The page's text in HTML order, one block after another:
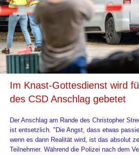
Im Knast-Gottesdienst wird
des CSD Anschlag gebetet
Der Anschlag am Rande des Christopher
ist entsetzlich. "Die Angst, dass etwas
wenn es dann Realität wird, ist das absolut
Teilnehmer. Während die Polizei nach dem